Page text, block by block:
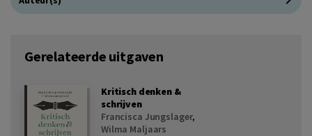
Gerelateerde uitgaven
Kritisch denken &
schrijven
Francisca Jungslager,
Wilma Maljaars